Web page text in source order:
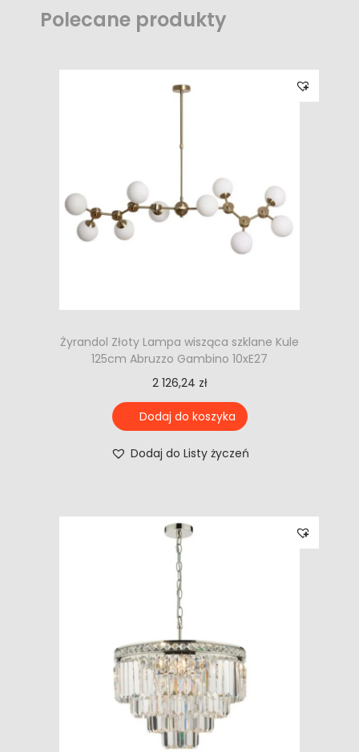
Polecane produkty
Żyrandol Złoty Lampa wisząca szklane Kule
125cm Abruzzo Gambino 10xE27
2 126,24 zł
Dodaj do koszyka
Dodaj do Listy życzeń